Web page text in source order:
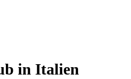
in Italien